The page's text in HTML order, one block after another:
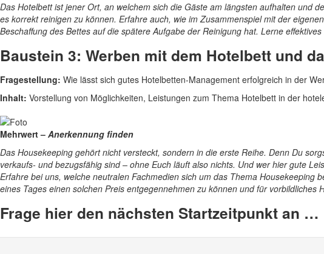
Das Hotelbett ist jener Ort, an welchem sich die Gäste am längsten aufhalten und
es korrekt reinigen zu können. Erfahre auch, wie im Zusammenspiel mit der
Beschaffung des Bettes auf die spätere Aufgabe der Reinigung hat. Lerne
Baustein 3: Werben mit dem Hotelbett und
Fragestellung: Wie lässt sich gutes Hotelbetten-Management erfolgreich in der
Inhalt: Vorstellung von Möglichkeiten, Leistungen zum Thema Hotelbett in der
Mehrwert – Anerkennung finden
Das Housekeeping gehört nicht versteckt, sondern in die erste Reihe. Denn Du
verkaufs- und bezugsfähig sind – ohne Euch läuft also nichts. Und wer hier gute
Erfahre bei uns, welche neutralen Fachmedien sich um das Thema
eines Tages einen solchen Preis entgegennehmen zu können und für vorbildliches
Frage hier den nächsten Startzeitpunkt an …